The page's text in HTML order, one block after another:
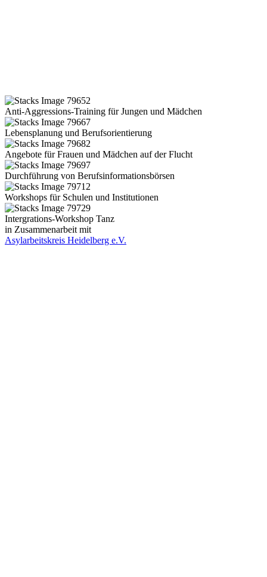
Anti-Aggressions-Training für Jungen und Mädchen
Lebensplanung und Berufsorientierung
Angebote für Frauen und Mädchen auf der Flucht
Durchführung von Berufsinformationsbörsen
Workshops für Schulen und Institutionen
Intergrations-Workshop Tanz
in Zusammenarbeit mit
Asylarbeitskreis Heidelberg e.V.